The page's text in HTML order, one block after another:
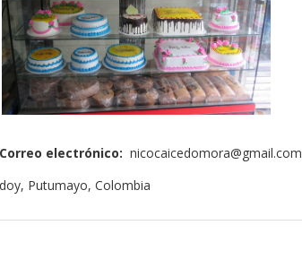
Correo electrónico: nicocaicedomora@gmail.com
Putumayo, Colombia